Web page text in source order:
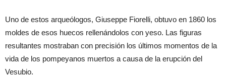
Uno de estos arqueólogos, Giuseppe Fiorelli, obtuvo en 1860 los
moldes de esos huecos rellenándolos con yeso. Las figuras
resultantes mostraban con precisión los últimos momentos de la
vida de los pompeyanos muertos a causa de la erupción del
Vesubio.